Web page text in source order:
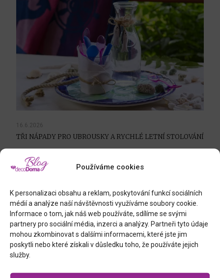
Používáme cookies
K personalizaci obsahu a reklam, poskytování funkcí sociálních
médií a analýze naší návštěvnosti využíváme soubory cookie.
Informace o tom, jak náš web používáte, sdílíme se svými
partnery pro sociální média, inzerci a analýzy. Partneři tyto údaje
mohou zkombinovat s dalšími informacemi, které jste jim
poskytli nebo které získali v důsledku toho, že používáte jejich
služby.
16.6.2026
TŘI NÁPADY PRO UBROUSKY A RYCHLÉ LETNÍ STOLOVÁNÍ
2 komentáře
Kateřina napsal:
10.11.2016 (8:43)
Tak tohle bych mohla zvládnout i já. Akorát
mám problém sehnat tak pěkný